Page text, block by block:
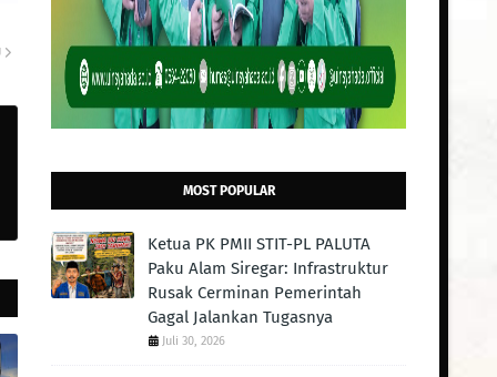
MOST POPULAR
Ketua PK PMII STIT-PL PALUTA
Paku Alam Siregar: Infrastruktur
Rusak Cerminan Pemerintah
Gagal Jalankan Tugasnya
Juli 30, 2026